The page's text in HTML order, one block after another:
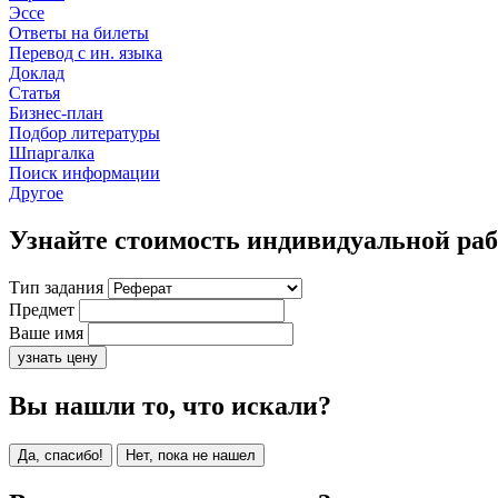
Эссе
Ответы на билеты
Перевод с ин. языка
Доклад
Статья
Бизнес-план
Подбор литературы
Шпаргалка
Поиск информации
Другое
Узнайте стоимость индивидуальной
Тип задания
Предмет
Ваше имя
узнать цену
Вы нашли то, что искали?
Да, спасибо! Нет, пока не нашел